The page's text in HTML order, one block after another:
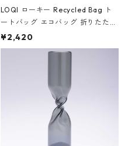
LOQI ローキー Recycled Bag ト
ートバッグ エコバッグ 折りたたみ
大きめ 撥水加工 収納ポーチ CRO
CODILE/Black クロコダイル/ブラ
¥2,420